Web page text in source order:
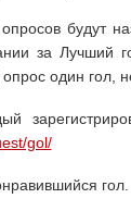
будут
за Лучший
опрос один
gol/
гол.